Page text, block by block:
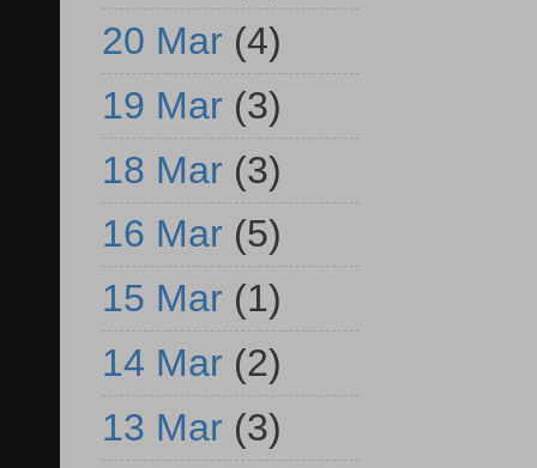
20 Mar (4)
19 Mar (3)
18 Mar (3)
16 Mar (5)
15 Mar (1)
14 Mar (2)
13 Mar (3)